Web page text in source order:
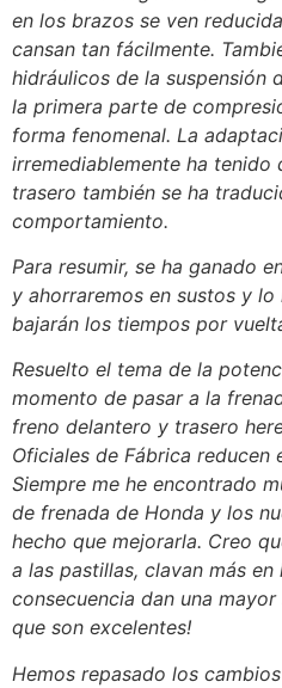
en los brazos se ven
cansan tan fácilmente.
hidráulicos de la suspensión
la primera parte de
forma fenomenal. La
irremediablemente ha
trasero también se ha
comportamiento.
Para resumir, se ha ganado
y ahorraremos en sustos y
bajarán los tiempos por
Resuelto el tema de la
momento de pasar a la
freno delantero y trasero
Oficiales de Fábrica reducen
Siempre me he encontrado
de frenada de Honda y los
hecho que mejorarla. Creo
a las pastillas, clavan más en
consecuencia dan una
que son excelentes!
Hemos repasado los